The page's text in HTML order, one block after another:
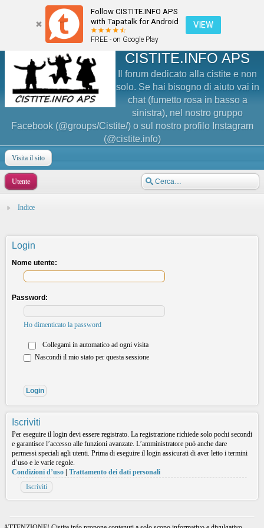
Follow CISTITE.INFO APS
with Tapatalk for Android
FREE - on Google Play
VIEW
CISTITE.INFO APS
Il forum dedicato alla cistite e non
solo. Se hai bisogno di aiuto vai in
chat (fumetto rosa in basso a
sinistra), nel nostro gruppo
Facebook (@groups/Cistite/) o sul nostro profilo Instagram
(@cistite.info)
Visita il sito
Utente
Indice
Login
Nome utente:
Password:
Ho dimenticato la password
Collegami in automatico ad ogni visita
Nascondi il mio stato per questa sessione
Iscriviti
Per eseguire il login devi essere registrato. La registrazione richiede solo pochi secondi
e garantisce l’accesso alle funzioni avanzate. L’amministratore puó anche dare
permessi speciali agli utenti. Prima di eseguire il login assicurati di aver letto i termini
d’uso e le varie regole.
Condizioni d’uso
Trattamento dei dati personali
Iscriviti